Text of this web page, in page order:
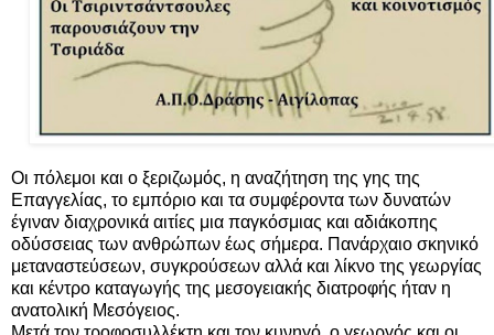
Οι πόλεμοι και ο ξεριζωμός, η αναζήτηση της γης της
Επαγγελίας, το εμπόριο και τα συμφέροντα των δυνατών
έγιναν διαχρονικά αιτίες μια παγκόσμιας και αδιάκοπης
οδύσσειας των ανθρώπων έως σήμερα. Πανάρχαιο σκηνικό
μεταναστεύσεων, συγκρούσεων αλλά και λίκνο της γεωργίας
και κέντρο καταγωγής της μεσογειακής διατροφής ήταν η
ανατολική Μεσόγειος.